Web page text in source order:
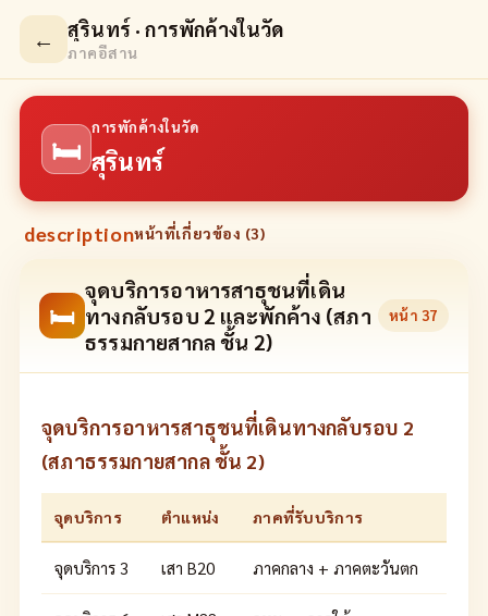
← สุรินทร์ · การพักค้างในวัด
ภาคอีสาน
🛏
การพักค้างในวัด
สุรินทร์
descriptionหน้าที่เกี่ยวข้อง (3)
🛏
จุดบริการอาหารสาธุชนที่เดิน
ทางกลับรอบ 2 และพักค้าง (สภา
ธรรมกายสากล ชั้น 2)
หน้า 37
จุดบริการอาหารสาธุชนที่เดินทางกลับรอบ 2
(สภาธรรมกายสากล ชั้น 2)
จุดบริการ ตำแหน่ง ภาคที่รับบริการ
จุดบริการ 3 เสา B20 ภาคกลาง + ภาคตะวันตก